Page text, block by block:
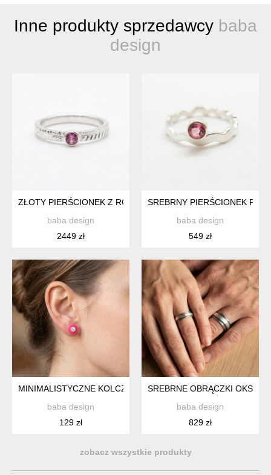
Inne produkty sprzedawcy baba
design
ZŁOTY PIERŚCIONEK Z RÓŻOWYM TURMALINEM
baba design
2449 zł
SREBRNY PIERŚCIONEK
baba design
549 zł
MINIMALISTYCZNE KOLCZYKI SREBRNE Z RÓŻOWYM PLEXI
baba design
129 zł
SREBRNE OBRĄCZKI
baba design
829 zł
zobacz wszystkie produkty